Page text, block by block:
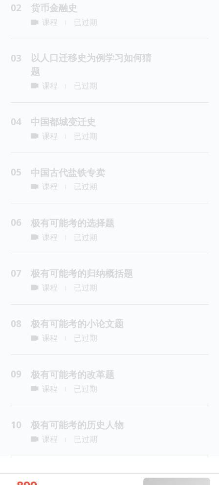
02 货币金融史
课程 已过期
03
以人口迁移史为例学习如何猜
题
课程 已过期
04 中国都城变迁史
课程 已过期
05 中国古代盐铁专卖
课程 已过期
06 极有可能考的选择题
课程 已过期
07 极有可能考的归纳概括题
课程 已过期
08 极有可能考的小论文题
课程 已过期
09 极有可能考的改革题
课程 已过期
10 极有可能考的历史人物
课程 已过期